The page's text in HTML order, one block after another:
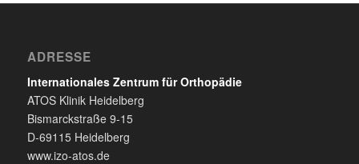
ADRESSE
Internationales Zentrum für Orthopädie
ATOS Klinik Heidelberg
Bismarckstraße 9-15
D-69115 Heidelberg
www.izo-atos.de